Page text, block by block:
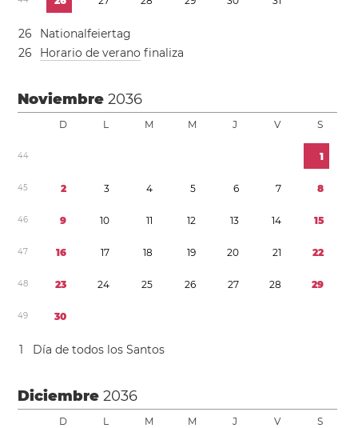
26
Nationalfeiertag
26 Horario de verano finaliza
Noviembre2036
D L M M J V S
44 1
45 2 3 4 5 6 7 8
46 9 10 11 12 13 14 15
47 16 17 18 19 20 21 22
48 23 24 25 26 27 28 29
49 30
1 Día de todos los Santos
Diciembre2036
D L M M J V S